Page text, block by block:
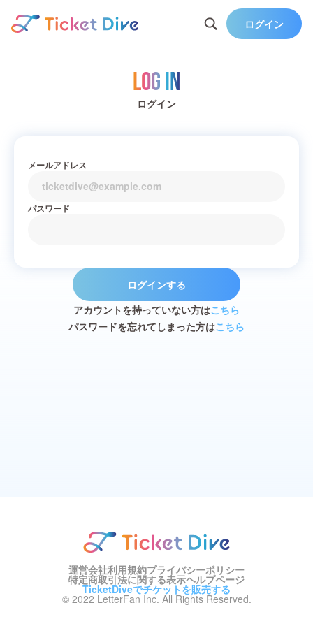
ログイン
Log in
ログイン
メールアドレス
パスワード
ログインする
アカウントを持っていない方はこちら
パスワードを忘れてしまった方はこちら
運営会社利用規約プライバシーポリシー
特定商取引法に関する表示ヘルプページ
TicketDiveでチケットを販売する
© 2022 LetterFan Inc. All Rights Reserved.